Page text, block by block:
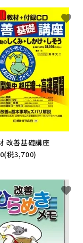
改善基礎講座
税3,700)
favorite
favorite